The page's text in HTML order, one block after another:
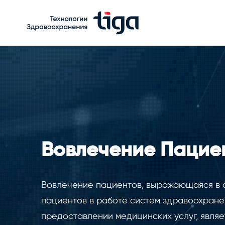
Вовлечение
Вовлечение пациентов, выражающаяся в
пациентов в работе систем
предоставлении медицинских услуг,